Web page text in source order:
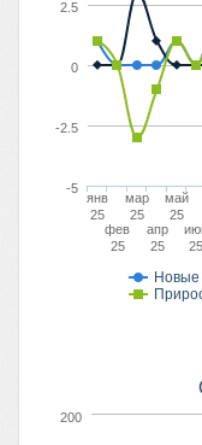
янв
25
фев
25
мар
25
апр
25
май
25
25
0
-5
-2.5
2.5
200